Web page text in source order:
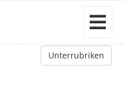
Unterrubriken